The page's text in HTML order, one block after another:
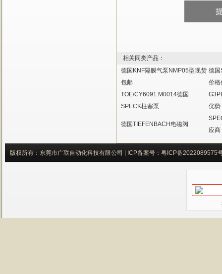
相关同类产品：
德国KNF隔膜气泵NMP05型现货
包邮
德国
价格
TOE/CY6091.M0014德国
SPECK柱塞泵
优势
德国TIEFENBACH电磁阀
应商
版权所有：东莞市广联自动化科技有限公司 | ICP备案号： 粤ICP备2022089575